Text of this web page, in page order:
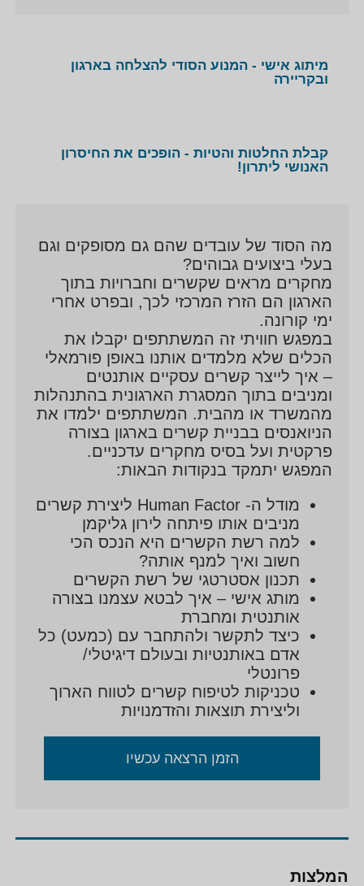
מיתוג אישי - המנוע הסודי להצלחה בארגון
ובקריירה
קבלת החלטות והטיות - הופכים את החיסרון
האנושי ליתרון!
מה הסוד של עובדים שהם גם מסופקים וגם
בעלי ביצועים גבוהים?
מחקרים מראים שקשרים וחברויות בתוך
הארגון הם הזרז המרכזי לכך, ובפרט אחרי
ימי קורונה.
במפגש חוויתי זה המשתתפים יקבלו את
הכלים שלא מלמדים אותנו באופן פורמאלי
– איך לייצר קשרים עסקיים אותנטים
ומניבים בתוך המסגרת הארגונית בהתנהלות
מהמשרד או מהבית. המשתתפים ילמדו את
הניואנסים בבניית קשרים בארגון בצורה
פרקטית ועל בסיס מחקרים עדכניים.
המפגש יתמקד בנקודות הבאות:
מודל ה- Human Factor ליצירת קשרים
מניבים אותו פיתחה לירון גליקמן
למה רשת הקשרים היא הנכס הכי
חשוב ואיך למנף אותה?
תכנון אסטרטגי של רשת הקשרים
מותג אישי – איך לבטא עצמנו בצורה
אותנטית ומחברת
כיצד לתקשר ולהתחבר עם (כמעט) כל
אדם באותנטיות ובעולם דיגיטלי/
פרונטלי
טכניקות לטיפוח קשרים לטווח הארוך
וליצירת תוצאות והזדמנויות
הזמן הרצאה עכשיו
המלצות